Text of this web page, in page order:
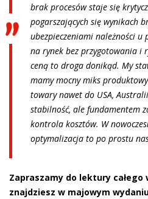
brak procesów staje się
pogarszających się wynikach
ubezpieczeniami należności u
na rynek bez przygotowania i
ceną to droga donikąd. My
mamy mocny miks
towary nawet do USA,
stabilność, ale fundamentem
kontrola kosztów. W
optymalizacja to po prostu
Zapraszamy do lektury całego
znajdziesz w majowym